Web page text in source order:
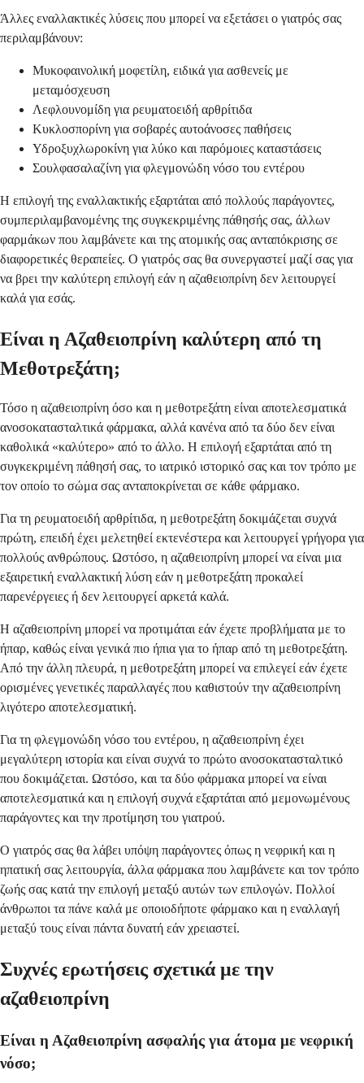
Άλλες εναλλακτικές λύσεις που μπορεί να εξετάσει ο γιατρός σας
περιλαμβάνουν:
Μυκοφαινολική μοφετίλη, ειδικά για ασθενείς με
μεταμόσχευση
Λεφλουνομίδη για ρευματοειδή αρθρίτιδα
Κυκλοσπορίνη για σοβαρές αυτοάνοσες παθήσεις
Υδροξυχλωροκίνη για λύκο και παρόμοιες καταστάσεις
Σουλφασαλαζίνη για φλεγμονώδη νόσο του εντέρου
Η επιλογή της εναλλακτικής εξαρτάται από πολλούς παράγοντες,
συμπεριλαμβανομένης της συγκεκριμένης πάθησής σας, άλλων
φαρμάκων που λαμβάνετε και της ατομικής σας ανταπόκρισης σε
διαφορετικές θεραπείες. Ο γιατρός σας θα συνεργαστεί μαζί σας για
να βρει την καλύτερη επιλογή εάν η αζαθειοπρίνη δεν λειτουργεί
καλά για εσάς.
Είναι η Αζαθειοπρίνη καλύτερη από τη
Μεθοτρεξάτη;
Τόσο η αζαθειοπρίνη όσο και η μεθοτρεξάτη είναι αποτελεσματικά
ανοσοκατασταλτικά φάρμακα, αλλά κανένα από τα δύο δεν είναι
καθολικά «καλύτερο» από το άλλο. Η επιλογή εξαρτάται από τη
συγκεκριμένη πάθησή σας, το ιατρικό ιστορικό σας και τον τρόπο με
τον οποίο το σώμα σας ανταποκρίνεται σε κάθε φάρμακο.
Για τη ρευματοειδή αρθρίτιδα, η μεθοτρεξάτη δοκιμάζεται συχνά
πρώτη, επειδή έχει μελετηθεί εκτενέστερα και λειτουργεί γρήγορα για
πολλούς ανθρώπους. Ωστόσο, η αζαθειοπρίνη μπορεί να είναι μια
εξαιρετική εναλλακτική λύση εάν η μεθοτρεξάτη προκαλεί
παρενέργειες ή δεν λειτουργεί αρκετά καλά.
Η αζαθειοπρίνη μπορεί να προτιμάται εάν έχετε προβλήματα με το
ήπαρ, καθώς είναι γενικά πιο ήπια για το ήπαρ από τη μεθοτρεξάτη.
Από την άλλη πλευρά, η μεθοτρεξάτη μπορεί να επιλεγεί εάν έχετε
ορισμένες γενετικές παραλλαγές που καθιστούν την αζαθειοπρίνη
λιγότερο αποτελεσματική.
Για τη φλεγμονώδη νόσο του εντέρου, η αζαθειοπρίνη έχει
μεγαλύτερη ιστορία και είναι συχνά το πρώτο ανοσοκατασταλτικό
που δοκιμάζεται. Ωστόσο, και τα δύο φάρμακα μπορεί να είναι
αποτελεσματικά και η επιλογή συχνά εξαρτάται από μεμονωμένους
παράγοντες και την προτίμηση του γιατρού.
Ο γιατρός σας θα λάβει υπόψη παράγοντες όπως η νεφρική και η
ηπατική σας λειτουργία, άλλα φάρμακα που λαμβάνετε και τον τρόπο
ζωής σας κατά την επιλογή μεταξύ αυτών των επιλογών. Πολλοί
άνθρωποι τα πάνε καλά με οποιοδήποτε φάρμακο και η εναλλαγή
μεταξύ τους είναι πάντα δυνατή εάν χρειαστεί.
Συχνές ερωτήσεις σχετικά με την
αζαθειοπρίνη
Είναι η Αζαθειοπρίνη ασφαλής για άτομα με νεφρική
νόσο;